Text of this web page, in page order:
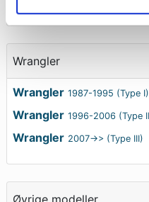
Wrangler
Wrangler 1987-1995 (Type I)
Wrangler 1996-2006 (Type
Wrangler 2007->> (Type III)
Øvrige modeller